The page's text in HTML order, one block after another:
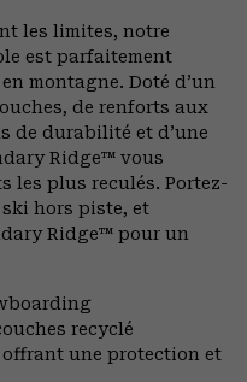
les limites, notre
est parfaitement
montagne. Doté d’un
de renforts aux
de durabilité et d’une
Ridge™ vous
les plus reculés. Portez-
hors piste, et
Ridge™ pour un
recyclé
une protection et